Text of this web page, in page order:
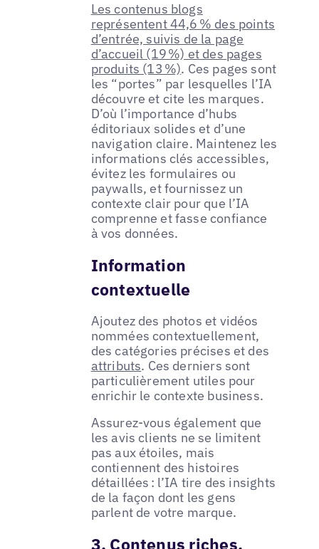
Les contenus blogs
représentent 44,6 % des points
d’entrée, suivis de la page
d’accueil (19 %) et des pages
produits (13 %). Ces pages sont
les “portes” par lesquelles l’IA
découvre et cite les marques.
D’où l’importance d’hubs
éditoriaux solides et d’une
navigation claire. Maintenez les
informations clés accessibles,
évitez les formulaires ou
paywalls, et fournissez un
contexte clair pour que l’IA
comprenne et fasse confiance
à vos données.
Information
contextuelle
Ajoutez des photos et vidéos
nommées contextuellement,
des catégories précises et des
attributs. Ces derniers sont
particulièrement utiles pour
enrichir le contexte business.
Assurez-vous également que
les avis clients ne se limitent
pas aux étoiles, mais
contiennent des histoires
détaillées : l’IA tire des insights
de la façon dont les gens
parlent de votre marque.
3. Contenus riches,